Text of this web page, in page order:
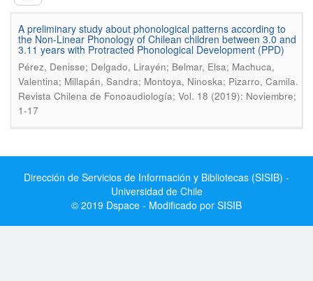
A preliminary study about phonological patterns according to
the Non-Linear Phonology of Chilean children between 3.0 and
3.11 years with Protracted Phonological Development (PPD)
Pérez, Denisse; Delgado, Lirayén; Belmar, Elsa; Machuca,
Valentina; Millapán, Sandra; Montoya, Ninoska; Pizarro, Camila.
Revista Chilena de Fonoaudiología; Vol. 18 (2019): Noviembre;
1-17
Dirección de Servicios de Información y Bibliotecas (SISIB) -
Universidad de Chile
© 2019 Dspace - Modificado por SISIB